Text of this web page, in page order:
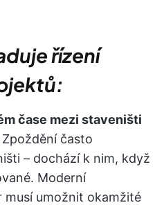
řízení
čase mezi staveništi
Zpoždění často
– dochází k nim, když
Moderní
musí umožnit okamžité